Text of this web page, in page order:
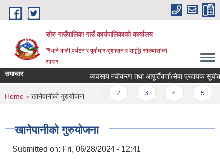
Skip to main content
सोरु गाउँपालिका गाउँ कार्यपालिकाको कार्यालय
"रैथाने बाली,पर्यटन र पूर्वाधारःसुशासन र समृद्धि सोरुबासीको
आधार
समाचार व्यवसाय नवीकरण तथा आपूर्तिकर्ता/सेवा प्रदायक
Pages
You are here
Home » खानेपानीको गुरुयोजना
खानेपानीको गुरुयोजना
Submitted on: Fri, 06/28/2024 - 12:41